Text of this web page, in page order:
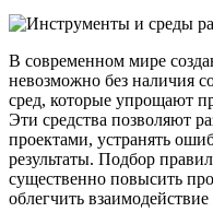
В современном мире
невозможно без наличия
сред, которые упрощают
Эти средства позволяют
проектами, устранять
результаты. Подбор
существенно повысить
облегчить